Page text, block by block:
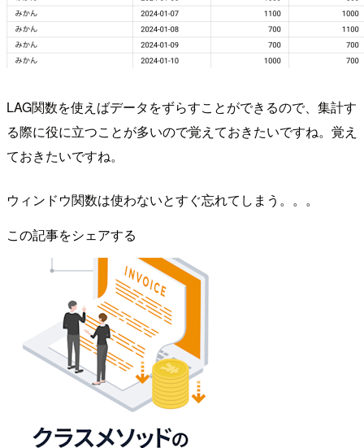
LAG関数を使えばデータをずらすことができるので、集計す
る際に役に立つことが多いので覚えておきたいですね。覚え
ておきたいですね。
ウィンドウ関数は使わないとすぐ忘れてしまう。。。
この記事をシェアする